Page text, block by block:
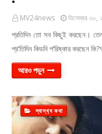
MV24news ডিসেম্বর ৩০,
প্রতিদিন তো সব কিছুই করছেন।
প্র’তিদিন কিডনি প’রিষ্কার করছেন
আরও পড়ুন
স্বাস্থ‍্য কথা